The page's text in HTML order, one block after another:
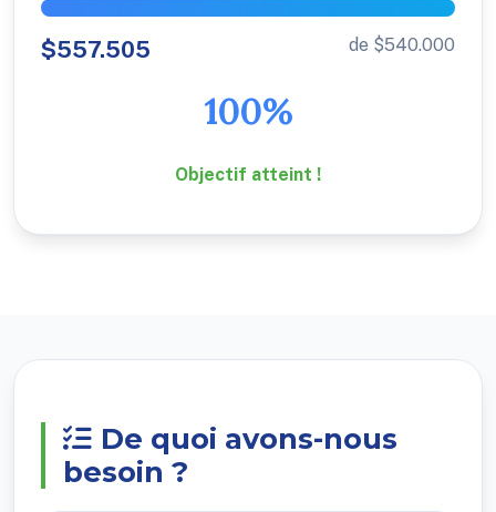
$557.505 de $540.000
100%
Objectif atteint !
De quoi avons-nous
besoin ?